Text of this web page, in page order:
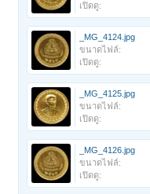
เปิดดู:
_MG_4124.jpg
ขนาดไฟล์:
เปิดดู:
_MG_4125.jpg
ขนาดไฟล์:
เปิดดู:
_MG_4126.jpg
ขนาดไฟล์:
เปิดดู: